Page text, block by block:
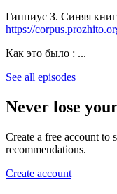
Гиппиус З. Синяя
https://
Как это было : ...
See all episodes
Never lose
Create a free account to
recommendations.
Create account